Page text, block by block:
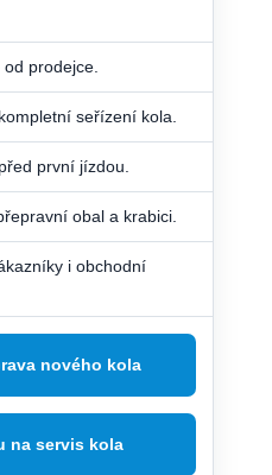
prodejce.
seřízení kola.
první jízdou.
obal a krabici.
i obchodní
nového kola
na servis kola